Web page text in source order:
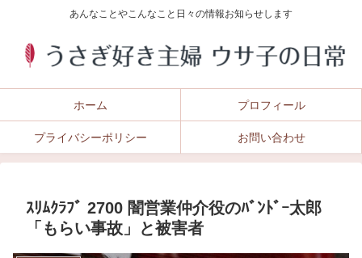
あんなことやこんなこと日々の情報お知らせします
ホーム プロフィール
プライバシーポリシー お問い合わせ
ｽﾘﾑｸﾗﾌﾞ 2700 闇営業仲介役のﾊﾞﾝﾄﾞｰ太郎
「もらい事故」と被害者